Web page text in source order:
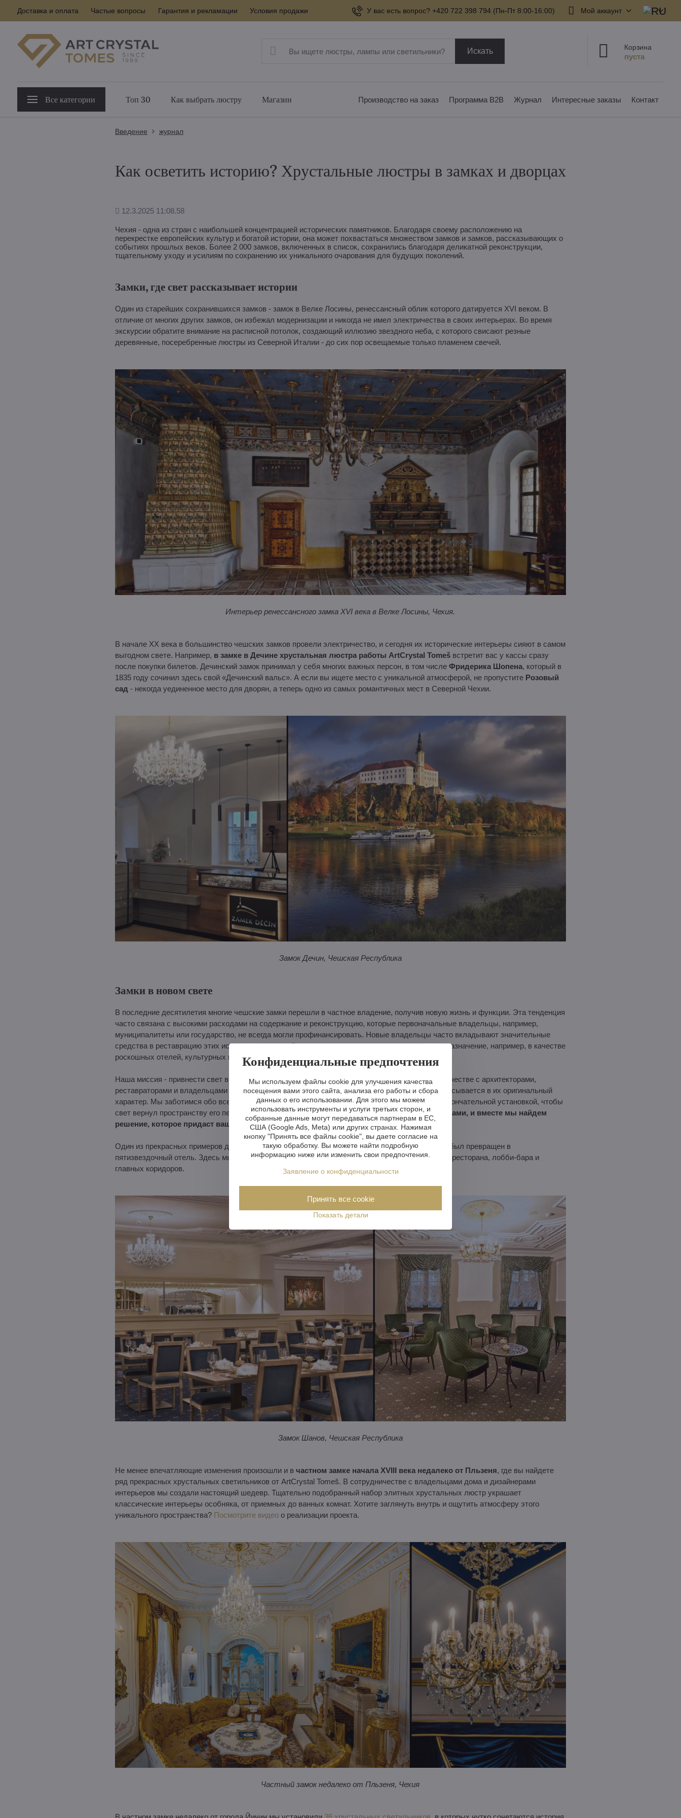
Доставка и оплата Частые вопросы Гарантия и рекламации Условия продажи У вас есть вопрос? +420 722 398 794​ (Пн-Пт 8:00-16:00) Мой аккаунт
Искать Корзина
Все категории Топ 30 Как выбрать люстру Магазин Производство на заказ Программа B2B Журнал Интересные заказы Контакт
Введение журнал
Как осветить историю? Хрустальные люстры в замках и дворцах
Дополнено
12.3.2025 11:08.58
Чехия - одна из стран с наибольшей концентрацией исторических памятников. Благодаря своему расположению на
перекрестке европейских культур и богатой истории, она может похвастаться множеством замков и замков, рассказывающих о
событиях прошлых веков. Более 2 000 замков, включенных в список, сохранились благодаря деликатной реконструкции,
тщательному уходу и усилиям по сохранению их уникального очарования для будущих поколений.
Замки, где свет рассказывает истории
Один из старейших сохранившихся замков - замок в Велке Лосины, ренессансный облик которого датируется XVI веком. В
отличие от многих других замков, он избежал модернизации и никогда не имел электричества в своих интерьерах. Во время
экскурсии обратите внимание на расписной потолок, создающий иллюзию звездного неба, с которого свисают резные
деревянные, посеребренные люстры из Северной Италии - до сих пор освещаемые только пламенем свечей.
Интерьер ренессансного замка XVI века в Велке Лосины, Чехия.
В начале XX века в большинство чешских замков провели электричество, и сегодня их исторические интерьеры сияют в самом
выгодном свете. Например, в замке в Дечине хрустальная люстра работы ArtCrystal Tomešвстретит вас у кассы сразу
после покупки билетов. Дечинский замок принимал у себя многих важных персон, в том числе Фридерика Шопена, который в
1835 году сочинил здесь свой «Дечинский вальс». А если вы ищете место с уникальной атмосферой, не пропустите Розовый
сад - некогда уединенное место для дворян, а теперь одно из самых романтичных мест в Северной Чехии.
Замок Дечин, Чешская Республика
Замки в новом свете
В последние десятилетия многие чешские замки перешли в частное владение, получив новую жизнь и функции. Эта тенденция
часто связана с высокими расходами на содержание и реконструкцию, которые первоначальные владельцы, например,
муниципалитеты или государство, не всегда могли профинансировать. Новые владельцы часто вкладывают значительные
средства в реставрацию этих исторических зданий, спасая их от упадка и придавая им новое назначение, например, в качестве
роскошных отелей, культурных центров или семейных резиденций.
Наша миссия - привнести свет в исторические интерьеры, уважая их уникальность: в сотрудничестве с архитекторами,
реставраторами и владельцами зданий мы разрабатываем освещение, которое гармонично вписывается в их оригинальный
характер. Мы заботимся обо всем, начиная с первоначального проектирования и заканчивая окончательной установкой, чтобы
свет вернул пространству его первоначальный шарм и улучшил его атмосферу. Свяжитесь с нами, и вместе мы найдем
решение, которое придаст вашему интерьеру нужный блеск.
Один из прекрасных примеров деликатного обновления можно найти в замке Шанов, который был превращен в
пятизвездочный отель. Здесь мы разработали освещение, которое подчеркивает элегантность ресторана, лобби-бара и
главных коридоров.
Замок Шанов, Чешская Республика
Не менее впечатляющие изменения произошли и в частном замке начала XVIII века недалеко от Пльзеня, где вы найдете
ряд прекрасных хрустальных светильников от ArtCrystal Tomeš. В сотрудничестве с владельцами дома и дизайнерами
интерьеров мы создали настоящий шедевр. Тщательно подобранный набор элитных хрустальных люстр украшает
классические интерьеры особняка, от приемных до ванных комнат. Хотите заглянуть внутрь и ощутить атмосферу этого
уникального пространства? Посмотрите видеоо реализации проекта.
Частный замок недалеко от Пльзеня, Чехия
Конфиденциальные предпочтения
Мы используем файлы cookie для улучшения качества
посещения вами этого сайта, анализа его работы и сбора
данных о его использовании. Для этого мы можем
использовать инструменты и услуги третьих сторон, и
собранные данные могут передаваться партнерам в ЕС,
США (Google Ads, Meta) или других странах. Нажимая
кнопку "Принять все файлы cookie", вы даете согласие на
такую обработку. Вы можете найти подробную
информацию ниже или изменить свои предпочтения.
Заявление о конфиденциальности
Показать детали
Принять все cookie